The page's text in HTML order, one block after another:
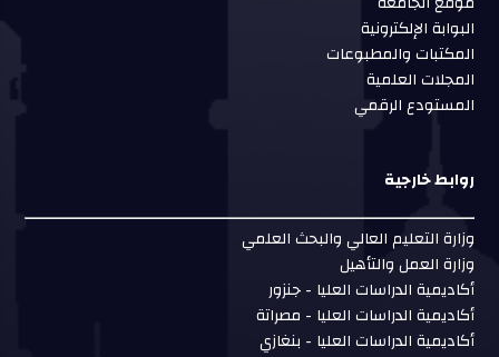
البوابة الإلكترونية
المكتبات والمطبوعات
المجلات العلمية
المستودع الرقمي
روابط خارجية
وزارة التعليم العالي والبحث العلمي
وزارة العمل والتأهيل
أكاديمية الدراسات العليا - جنزور
أكاديمية الدراسات العليا - مصراتة
أكاديمية الدراسات العليا - بنغازي